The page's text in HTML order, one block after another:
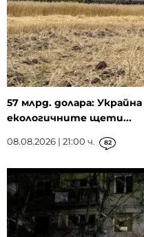
57 млрд. долара:
екологичните щети...
08.08.2026 | 21:00 ч. 82